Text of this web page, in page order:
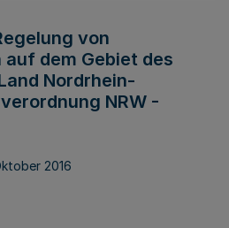
von
dem Gebiet des
Nordrhein-
NRW -
2016